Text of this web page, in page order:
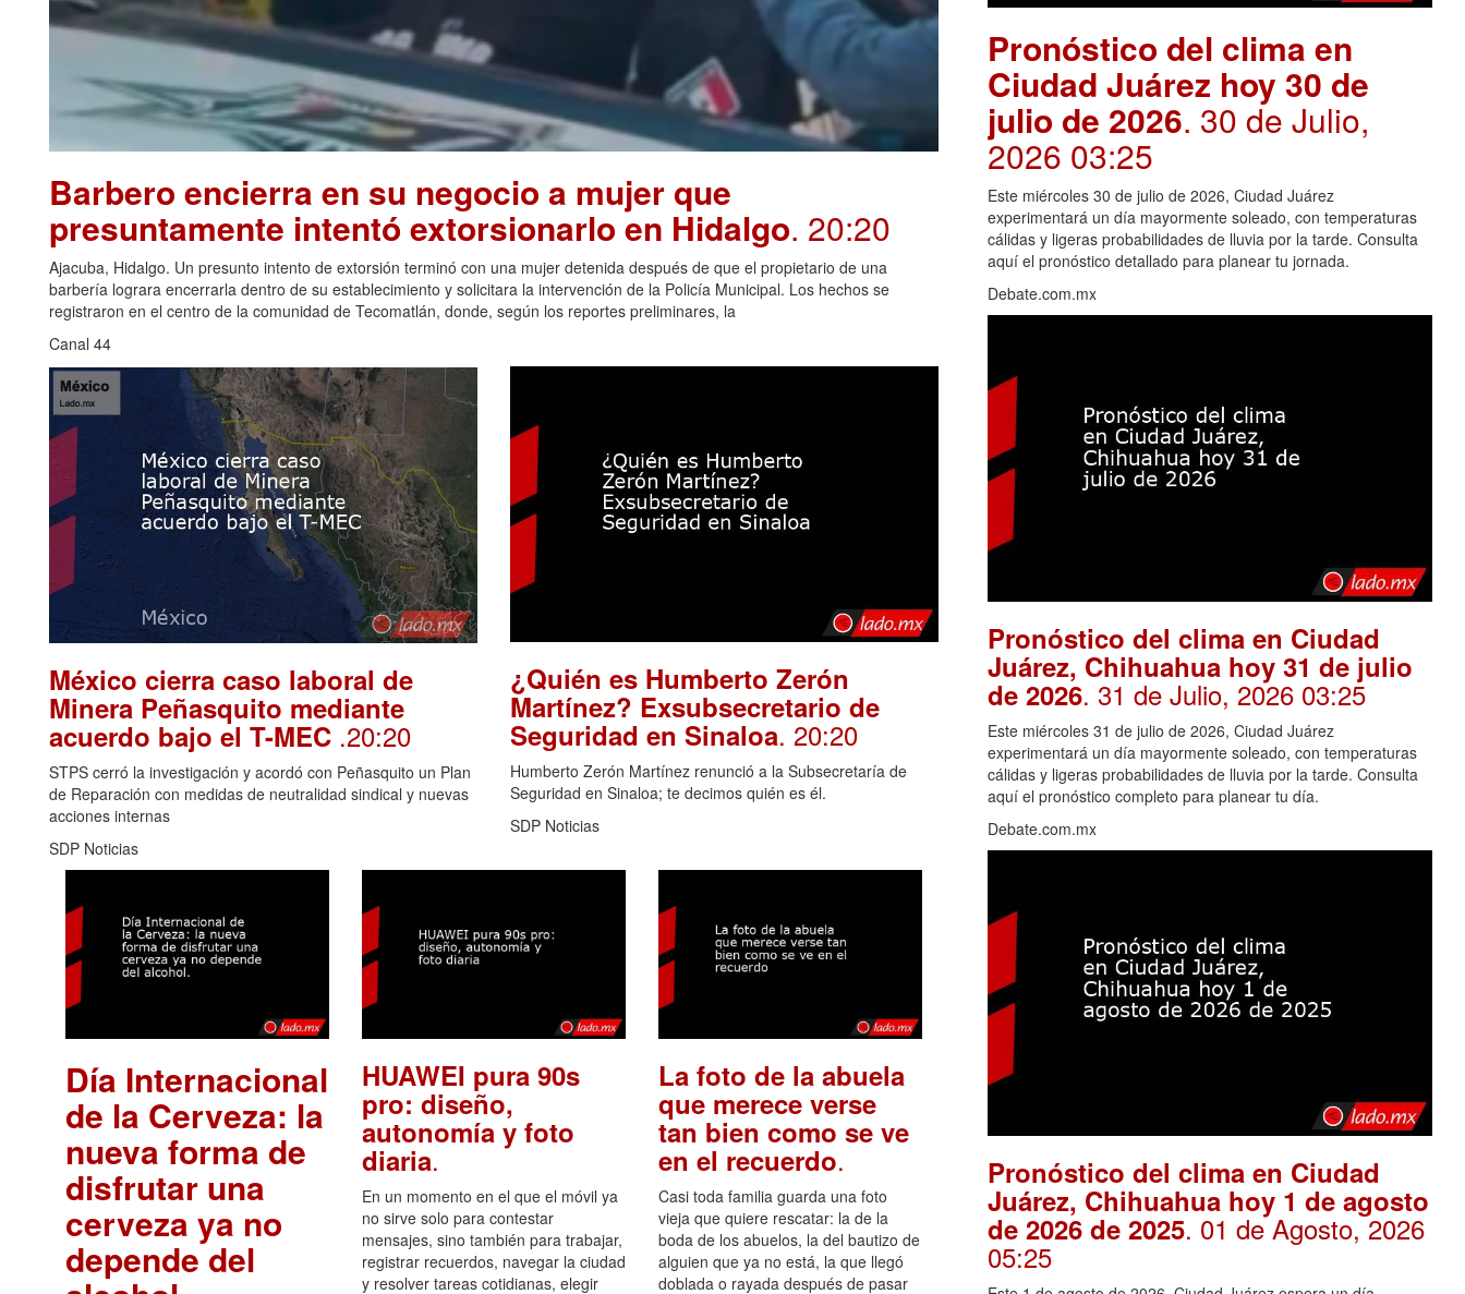
Barbero encierra en su negocio a mujer que
presuntamente intentó extorsionarlo en Hidalgo. 20:20
Ajacuba, Hidalgo. Un presunto intento de extorsión terminó con una mujer detenida después de que el propietario de una
barbería lograra encerrarla dentro de su establecimiento y solicitara la intervención de la Policía Municipal. Los hechos se
registraron en el centro de la comunidad de Tecomatlán, donde, según los reportes preliminares, la
Canal 44
México cierra caso laboral de
Minera Peñasquito mediante
acuerdo bajo el T-MEC .20:20
STPS cerró la investigación y acordó con Peñasquito un Plan
de Reparación con medidas de neutralidad sindical y nuevas
acciones internas
SDP Noticias
¿Quién es Humberto Zerón
Martínez? Exsubsecretario de
Seguridad en Sinaloa. 20:20
Humberto Zerón Martínez renunció a la Subsecretaría de
Seguridad en Sinaloa; te decimos quién es él.
SDP Noticias
Día Internacional
de la Cerveza: la
nueva forma de
disfrutar una
cerveza ya no
depende del
HUAWEI pura 90s
pro: diseño,
autonomía y foto
diaria.
En un momento en el que el móvil ya
no sirve solo para contestar
mensajes, sino también para trabajar,
registrar recuerdos, navegar la ciudad
y resolver tareas cotidianas, elegir
La foto de la abuela
que merece verse
tan bien como se ve
en el recuerdo.
Casi toda familia guarda una foto
vieja que quiere rescatar: la de la
boda de los abuelos, la del bautizo de
alguien que ya no está, la que llegó
doblada o rayada después de pasar
Pronóstico del clima en
Ciudad Juárez hoy 30 de
julio de 2026. 30 de Julio,
2026 03:25
Este miércoles 30 de julio de 2026, Ciudad Juárez
experimentará un día mayormente soleado, con temperaturas
cálidas y ligeras probabilidades de lluvia por la tarde. Consulta
aquí el pronóstico detallado para planear tu jornada.
Debate.com.mx
Pronóstico del clima en Ciudad
Juárez, Chihuahua hoy 31 de julio
de 2026. 31 de Julio, 2026 03:25
Este miércoles 31 de julio de 2026, Ciudad Juárez
experimentará un día mayormente soleado, con temperaturas
cálidas y ligeras probabilidades de lluvia por la tarde. Consulta
aquí el pronóstico completo para planear tu día.
Debate.com.mx
Pronóstico del clima en Ciudad
Juárez, Chihuahua hoy 1 de agosto
de 2026 de 2025. 01 de Agosto, 2026
05:25